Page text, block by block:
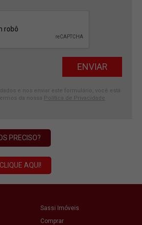
e nos enviar este formulário, você está
da nossa Política de Privacidade
PRECISO?
AQUI!
Sassi Imóveis
Comprar